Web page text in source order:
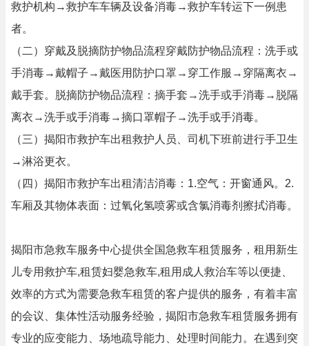
救护机构→救护车车辆及设备消毒→救护车转运下一例患
者。
（二）穿戴及脱摘防护物品流程穿戴防护物品流程：洗手或
手消毒→戴帽子→戴医用防护口罩→穿工作服→穿隔离衣→
戴手套。脱摘防护物品流程：摘手套→洗手或手消毒→脱隔
离衣→洗手或手消毒→摘口罩帽子→洗手或手消毒。
（三）揭阳市救护车出租救护人员、司机下班前进行手卫生
→淋浴更衣。
（四）揭阳市救护车出租清洁消毒：1.空气：开窗通风。2.
车厢及其物体表面：过氧化氢喷雾或含氯消毒剂擦拭消毒。
揭阳市急救车服务中心提供全国急救车租赁服务，租用新生
儿专用救护车,租赁妇婴急救车,租用成人救治车等以便捷、
效率的方式为需要急救车租赁的客户提供的服务，有着丰富
的会议、集体性活动服务经验，揭阳市急救车租赁服务拥有
专业的应变能力、场地疏导能力、处理时间能力。在遇到突